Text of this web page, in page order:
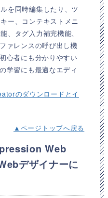
を同時編集したり、ツ
ー、コンテキストメニ
、タグ入力補完機能、
ァレンスの呼び出し機
心者にも分かりやすい
学習にも最適なエディ
のダウンロードとイ
▲ページトップへ戻る
Web
デザイナーに